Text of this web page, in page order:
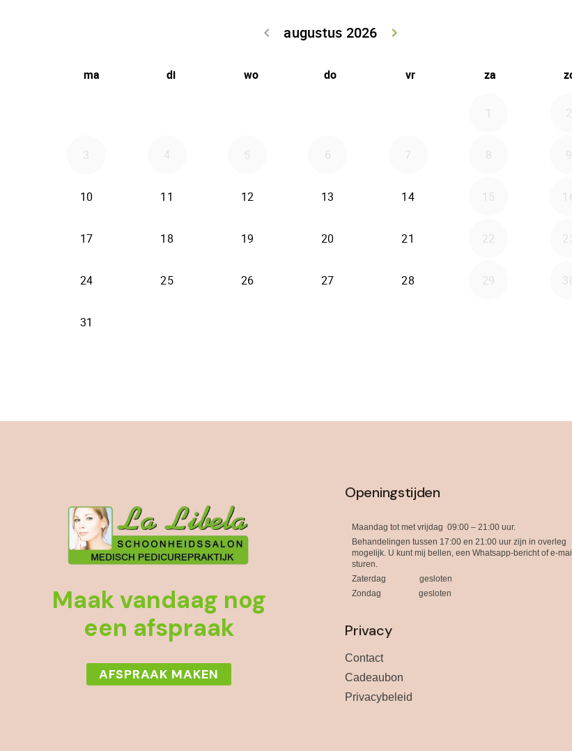
Maak vandaag nog
een afspraak
AFSPRAAK MAKEN
Openingstijden
Maandag tot met vrijdag 09:00 – 21:00 uur.
Behandelingen tussen 17:00 en 21:00 uur zijn in overleg
mogelijk. U kunt mij bellen, een Whatsapp-bericht of e-mail
sturen.
Zaterdag gesloten
Zondag gesloten
Privacy
Contact
Cadeaubon
Privacybeleid